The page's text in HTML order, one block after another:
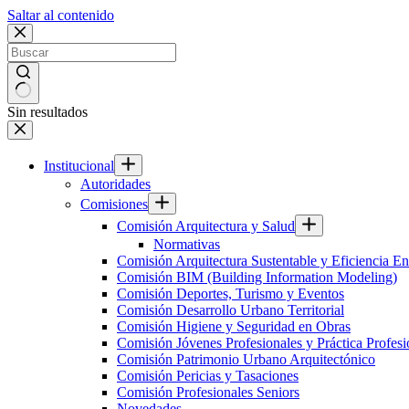
Saltar al contenido
Sin resultados
Institucional
Autoridades
Comisiones
Comisión Arquitectura y Salud
Normativas
Comisión Arquitectura Sustentable y Eficiencia
Comisión BIM (Building Information Modeling)
Comisión Deportes, Turismo y Eventos
Comisión Desarrollo Urbano Territorial
Comisión Higiene y Seguridad en Obras
Comisión Jóvenes Profesionales y Práctica
Comisión Patrimonio Urbano Arquitectónico
Comisión Pericias y Tasaciones
Comisión Profesionales Seniors